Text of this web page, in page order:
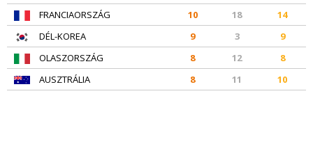
FRANCIAORSZÁG
10 18
14
DÉL-KOREA
9 3
9
OLASZORSZÁG
8 12
8
AUSZTRÁLIA
8 11 10